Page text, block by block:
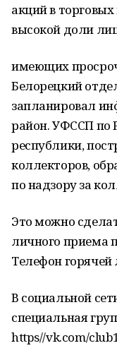
акций в
высокой доли
имеющих
Белорецкий
запланировал
район. УФССП по
республики,
коллекторов,
по надзору за
Это можно
личного приема
Телефон горячей
В социальной
специальная
https//vk.com/